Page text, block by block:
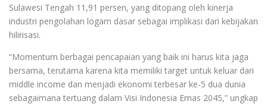
Sulawesi Tengah 11,91 persen, yang ditopang oleh kinerja
industri pengolahan logam dasar sebagai implikasi dari kebijakan
hilirisasi.
“Momentum berbagai pencapaian yang baik ini harus kita jaga
bersama, terutama karena kita memiliki target untuk keluar dari
middle income dan menjadi ekonomi terbesar ke-5 dua dunia
sebagaimana tertuang dalam Visi Indonesia Emas 2045,” ungkap